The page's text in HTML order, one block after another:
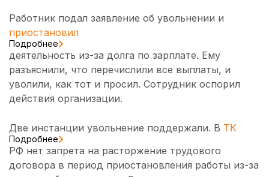
Работник подал заявление об увольнении и
приостановил
Подробнее
деятельность из-за долга по зарплате. Ему
разъяснили, что перечислили все выплаты, и
уволили, как тот и просил. Сотрудник оспорил
действия организации.
Две инстанции увольнение поддержали. В ТК
Подробнее
РФ нет запрета на расторжение трудового
договора в период приостановления работы из-за